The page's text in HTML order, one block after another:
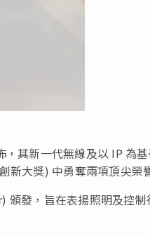
其新一代無線及以 IP 為
新大獎) 中勇奪兩項頂尖榮
頒發，旨在表揚照明及控制